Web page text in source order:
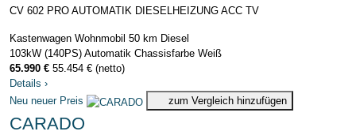
CV 602 PRO AUTOMATIK DIESELHEIZUNG ACC TV
Kastenwagen Wohnmobil 50 km Diesel
103kW (140PS) Automatik Chassisfarbe Weiß
65.990 € 55.454 € (netto)
Details ›
Neu neuer Preis zum Vergleich hinzufügen
CARADO